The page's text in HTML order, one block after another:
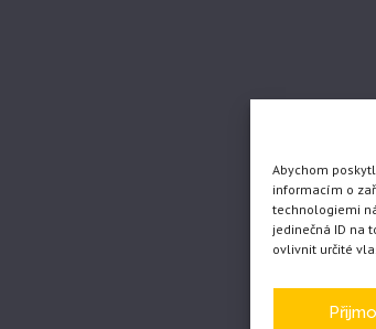
Abychom
informacím o
technologiemi
jedinečná ID na
ovlivnit určité